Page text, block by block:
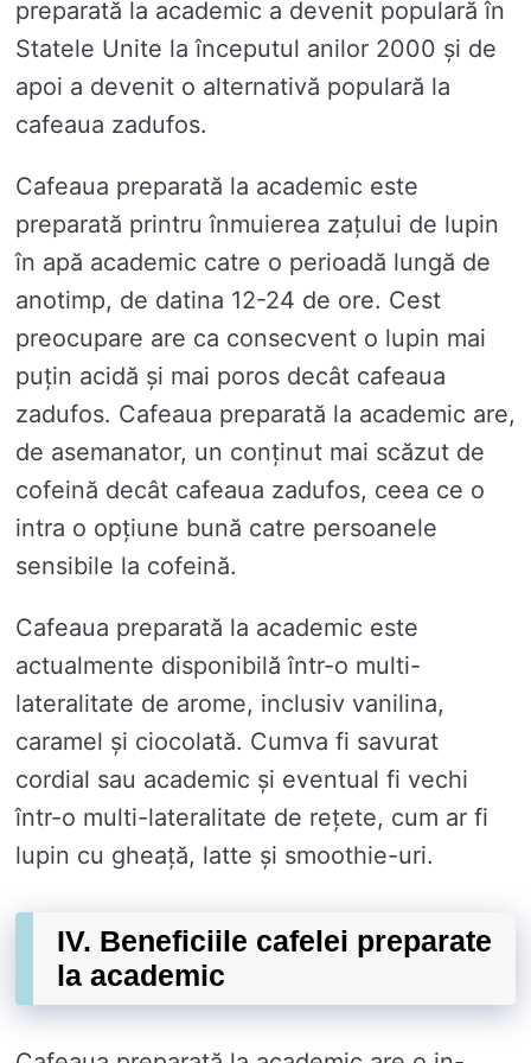
preparată la academic a devenit populară în
Statele Unite la începutul anilor 2000 și de
apoi a devenit o alternativă populară la
cafeaua zadufos.
Cafeaua preparată la academic este
preparată printru înmuierea zațului de lupin
în apă academic catre o perioadă lungă de
anotimp, de datina 12-24 de ore. Cest
preocupare are ca consecvent o lupin mai
puțin acidă și mai poros decât cafeaua
zadufos. Cafeaua preparată la academic are,
de asemanator, un conținut mai scăzut de
cofeină decât cafeaua zadufos, ceea ce o
intra o opțiune bună catre persoanele
sensibile la cofeină.
Cafeaua preparată la academic este
actualmente disponibilă într-o multi-
lateralitate de arome, inclusiv vanilina,
caramel și ciocolată. Cumva fi savurat
cordial sau academic și eventual fi vechi
într-o multi-lateralitate de rețete, cum ar fi
lupin cu gheață, latte și smoothie-uri.
IV. Beneficiile cafelei preparate
la academic